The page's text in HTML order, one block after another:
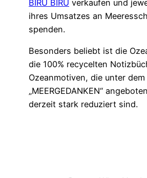
BIRU BIRU verkaufen und
ihres Umsatzes an
spenden.
Besonders beliebt ist die
die 100% recycelten
Ozeanmotiven, die unter dem
„MEERGEDANKEN“
derzeit stark reduziert sind.